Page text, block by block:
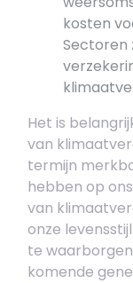
kosten
Sectoren
Het is
van
termijn
hebben op
van
onze
te
komende